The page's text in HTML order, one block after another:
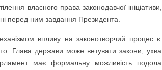
власного права законодавчої
перед ним завдання Президента.
впливу на законотворчий процес є
Глава держави може ветувати закони,
має формальну можливість